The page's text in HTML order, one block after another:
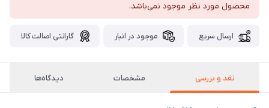
محصول مورد نظر موجود نمی‌باشد.
ارسال سریع موجود در انبار گارانتی اصالت کالا
نقد و بررسی مشخصات دیدگاه‌ها